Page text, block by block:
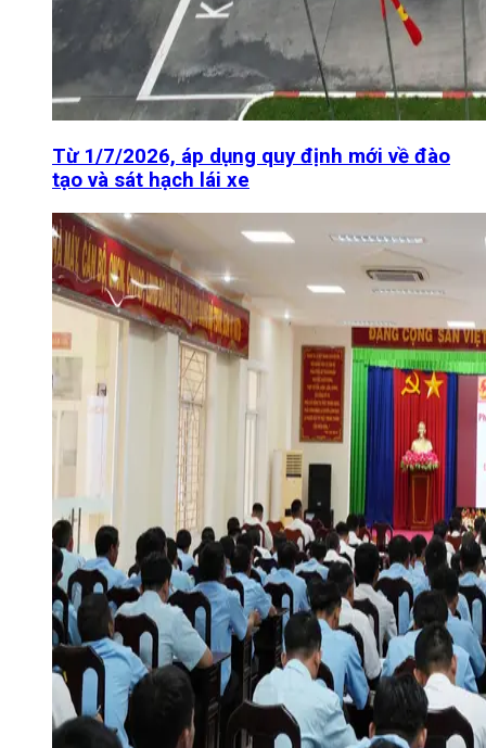
Từ 1/7/2026, áp dụng quy định mới về đào
tạo và sát hạch lái xe